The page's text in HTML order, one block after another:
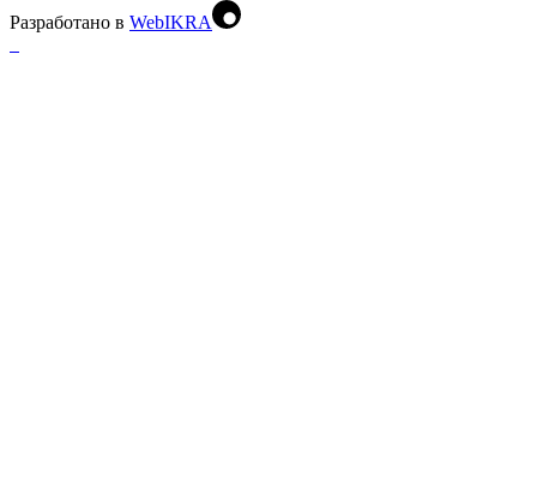
Разработано в WebIKRA